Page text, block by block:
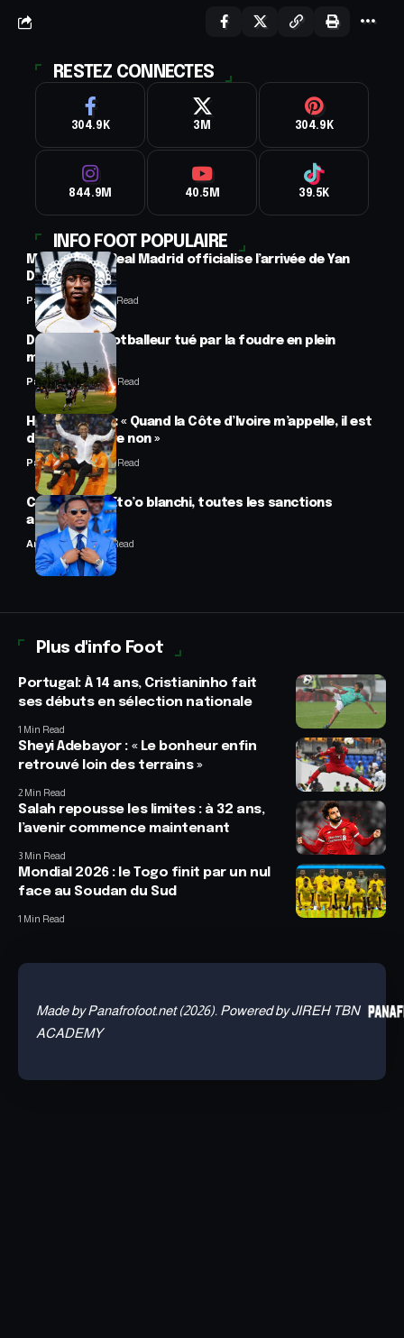
RESTEZ CONNECTES
304.9K 3M 304.9K
844.9M 40.5M 39.5K
INFO FOOT POPULAIRE
Mercato : Le Real Madrid officialise l’arrivée de Yan
Diomandé
Panafrofoot1 Min Read
Drame : un footballeur tué par la foudre en plein
match
Panafrofoot2 Min Read
Hervé Renard : « Quand la Côte d’Ivoire m’appelle, il est
difficile de dire non »
Panafrofoot2 Min Read
CAF : Samuel Eto’o blanchi, toutes les sanctions
annulées
Anselme AVI2 Min Read
Plus d'info Foot
Portugal: À 14 ans, Cristianinho fait
ses débuts en sélection nationale
1 Min Read
Sheyi Adebayor : « Le bonheur enfin
retrouvé loin des terrains »
2 Min Read
Salah repousse les limites : à 32 ans,
l’avenir commence maintenant
3 Min Read
Mondial 2026 : le Togo finit par un nul
face au Soudan du Sud
1 Min Read
Made by Panafrofoot.net (2026). Powered by JIREH TBN
ACADEMY